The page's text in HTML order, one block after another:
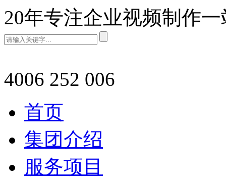
20年专注企业视频制作
4006 252 006
首页
集团介绍
服务项目